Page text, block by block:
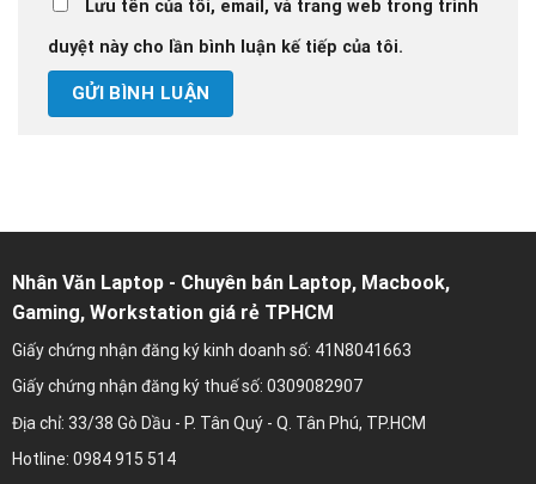
Lưu tên của tôi, email, và trang web trong trình
duyệt này cho lần bình luận kế tiếp của tôi.
Nhân Văn Laptop - Chuyên bán Laptop, Macbook,
Gaming, Workstation giá rẻ TPHCM
Giấy chứng nhận đăng ký kinh doanh số: 41N8041663
Giấy chứng nhận đăng ký thuế số: 0309082907
Địa chỉ: 33/38 Gò Dầu - P. Tân Quý - Q. Tân Phú, TP.HCM
Hotline: 0984 915 514